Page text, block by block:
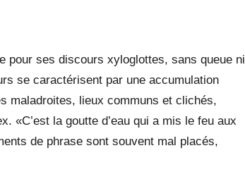
pour ses discours xyloglottes, sans queue ni
se caractérisent par une accumulation
maladroites, lieux communs et clichés,
«C’est la goutte d’eau qui a mis le feu aux
de phrase sont souvent mal placés,